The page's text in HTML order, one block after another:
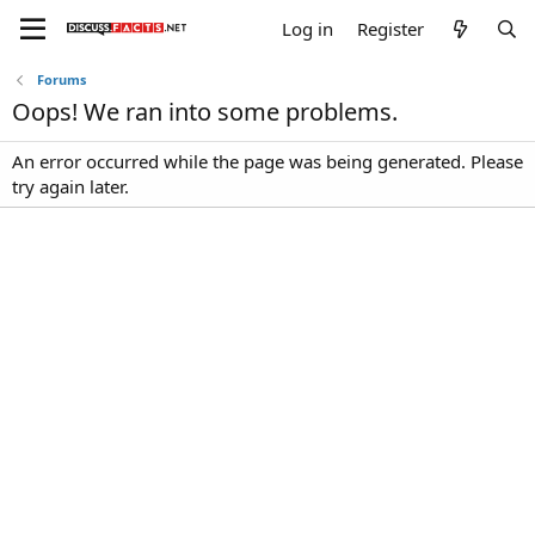
Log in Register
Forums
Oops! We ran into some problems.
An error occurred while the page was being generated. Please
try again later.